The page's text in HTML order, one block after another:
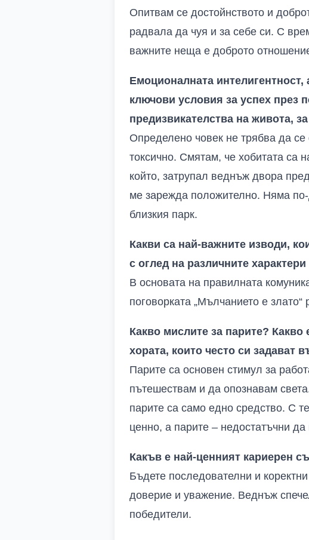
Опитвам се достойнството и
радвала да чуя и за себе си. С
важните неща е доброто
Емоционалната интелигентност,
ключови условия за успех през
предизвикателства на живота,
Определено човек не трябва да
токсично. Смятам, че хобитата са
който, затрупал веднъж двора
ме зарежда положително. Няма по-
близкия парк.
Какви са най-важните изводи,
с оглед на различните
В основата на правилната
поговорката „Мълчанието е злато“
Какво мислите за парите?
хората, които често си задават
Парите са основен стимул за
пътешествам и да опознавам
парите са само едно средство. С
ценно, а парите – недостатъчни да
Какъв е най-ценният кариерен
Бъдете последователни и
доверие и уважение. Веднъж
победители.